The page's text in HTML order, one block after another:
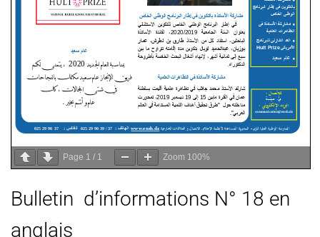
Page 1 / 1 Zoom 100%
Bulletin d’informations N° 18 en
anglais